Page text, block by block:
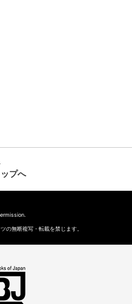
プへ
の無断複写・転載を禁じます。